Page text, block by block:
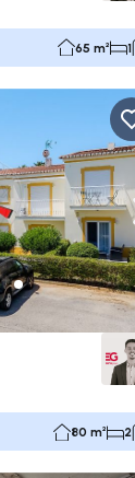
65 m² 1
80 m² 2